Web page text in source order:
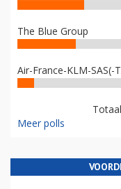
The Blue Group
Air-France-KLM-SAS(-
Meer polls